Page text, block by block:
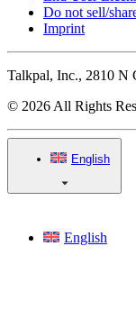
Do not sell/
Imprint
Talkpal, Inc., 2810 N
© 2026 All Rights
English
English